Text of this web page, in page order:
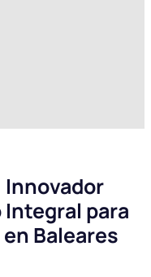
Integral para
Baleares